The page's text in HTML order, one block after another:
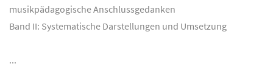
musikpädagogische Anschlussgedanken
Band II: Systematische Darstellungen und Umsetzung
...